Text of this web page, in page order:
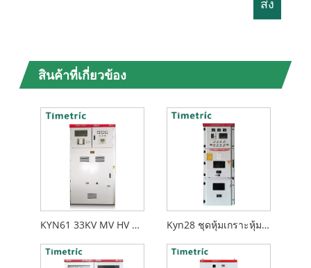
สินค้าที่เกี่ยวข้อง
KYN61 33KV MV HV ปานกลางสวิตช์ไฟฟ้าไฟฟ้าสูง Kyn28 ชุดหุ้มเกราะหุ้มฉนวนสวิตช์ในร่ม 11kV